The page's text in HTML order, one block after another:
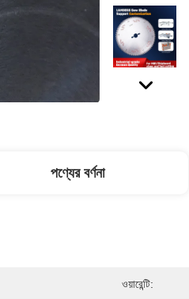
পণ্যের বর্ণনা
ওয়ারেন্টি: